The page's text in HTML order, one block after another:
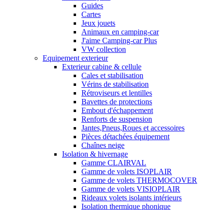
Guides
Cartes
Jeux jouets
Animaux en camping-car
J'aime Camping-car Plus
VW collection
Equipement exterieur
Exterieur cabine & cellule
Cales et stabilisation
Vérins de stabilisation
Rétroviseurs et lentilles
Bavettes de protections
Embout d'échappement
Renforts de suspension
Jantes,Pneus,Roues et accessoires
Pièces détachées équipement
Chaînes neige
Isolation & hivernage
Gamme CLAIRVAL
Gamme de volets ISOPLAIR
Gamme de volets THERMOCOVER
Gamme de volets VISIOPLAIR
Rideaux volets isolants intérieurs
Isolation thermique phonique